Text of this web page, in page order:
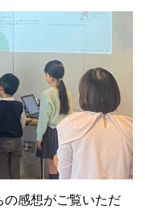
の感想がご覧いただ